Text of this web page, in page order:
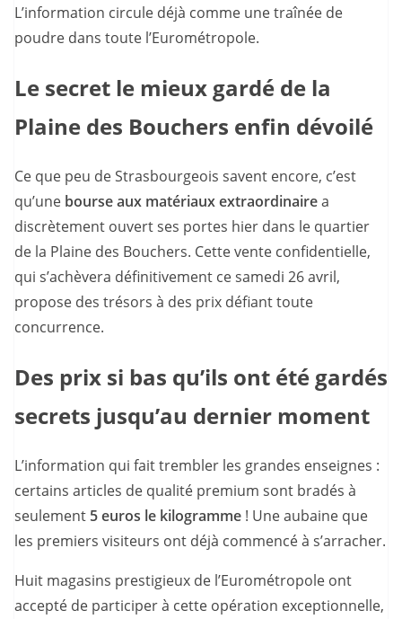
L’information circule déjà comme une traînée de
poudre dans toute l’Eurométropole.
Le secret le mieux gardé de la
Plaine des Bouchers enfin dévoilé
Ce que peu de Strasbourgeois savent encore, c’est
qu’une bourse aux matériaux extraordinairea
discrètement ouvert ses portes hier dans le quartier
de la Plaine des Bouchers. Cette vente confidentielle,
qui s’achèvera définitivement ce samedi 26 avril,
propose des trésors à des prix défiant toute
concurrence.
Des prix si bas qu’ils ont été gardés
secrets jusqu’au dernier moment
L’information qui fait trembler les grandes enseignes :
certains articles de qualité premium sont bradés à
seulement 5 euros le kilogramme ! Une aubaine que
les premiers visiteurs ont déjà commencé à s’arracher.
Huit magasins prestigieux de l’Eurométropole ont
accepté de participer à cette opération exceptionnelle,